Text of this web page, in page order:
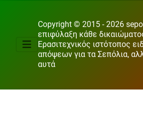
Copyright © 2015 - 2026
επιφύλαξη κάθε
Ερασιτεχνικός ιστότοπος
απόψεων για τα Σεπόλια,
αυτά